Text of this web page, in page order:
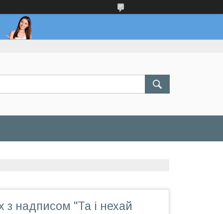
з надписом "Та і нехай